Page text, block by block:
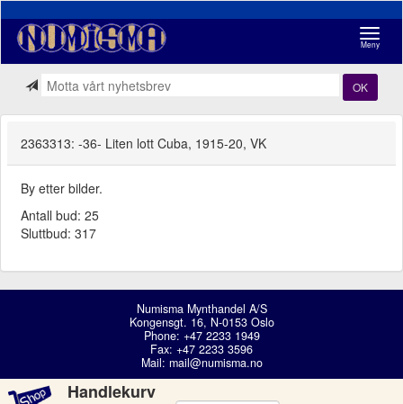
Meny
OK
2363313: -36- Liten lott Cuba, 1915-20, VK
By etter bilder.
Antall bud: 25
Sluttbud: 317
Numisma Mynthandel A/S
Kongensgt. 16, N-0153 Oslo
Phone: +47 2233 1949
Fax: +47 2233 3596
Mail: mail@numisma.no
Handlekurv